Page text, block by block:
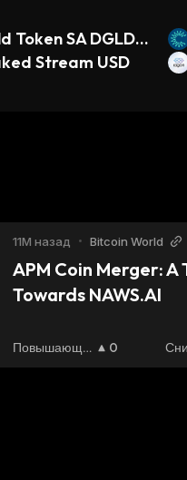
Token SA DGLD T
Gold
Stream USD
11М назад • Bitcoin World
APM Coin Merger:
Towards NAWS.AI
Повышающи
Йся:
0
Ся: